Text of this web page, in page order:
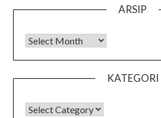
ARSIP
Arsip
KATEGORI
KATEGORI